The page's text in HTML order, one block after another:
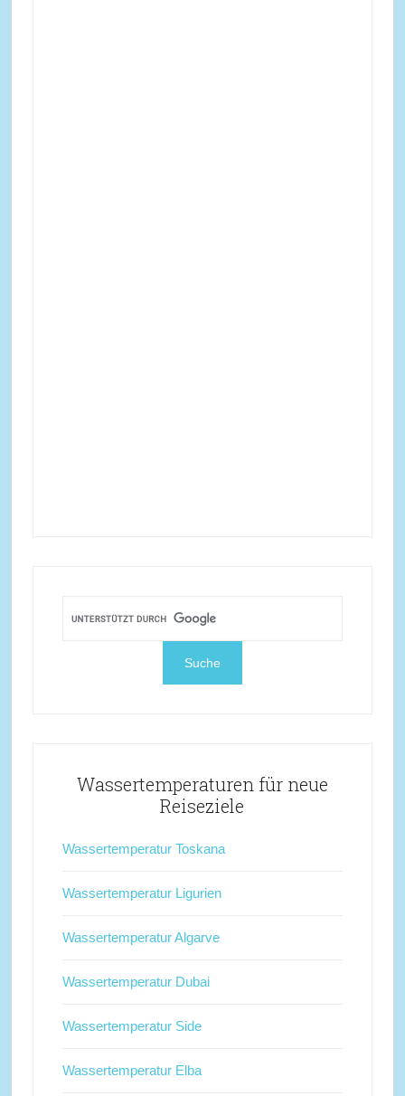
Wassertemperaturen für neue
Reiseziele
Wassertemperatur Toskana
Wassertemperatur Ligurien
Wassertemperatur Algarve
Wassertemperatur Dubai
Wassertemperatur Side
Wassertemperatur Elba